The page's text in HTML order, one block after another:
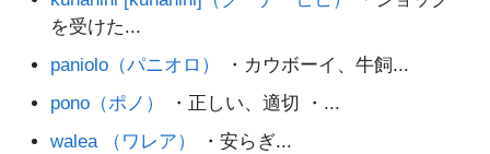
を受けた...
paniolo（パニオロ）
・カウボーイ、牛飼...
pono（ポノ）
・正しい、適切 ・...
walea （ワレア）
・安らぎ...